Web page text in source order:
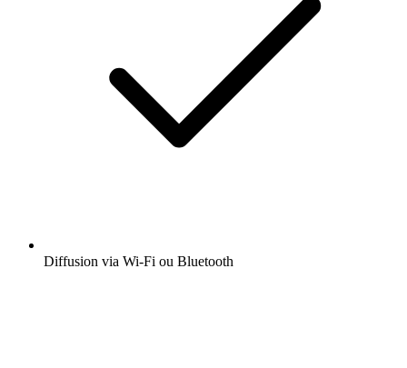
Diffusion via Wi-Fi ou Bluetooth